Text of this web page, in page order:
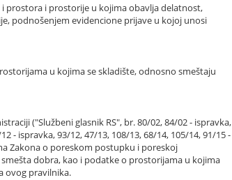
prostora i prostorije u kojima obavlja delatnost,
podnošenjem evidencione prijave u kojoj unosi
u kojima se skladište, odnosno smeštaju
("Službeni glasnik RS", br. 80/02, 84/02 - ispravka,
- ispravka, 93/12, 47/13, 108/13, 68/14, 105/14, 91/15 -
Zakona o poreskom postupku i poreskoj
dobra, kao i podatke o prostorijama u kojima
ovog pravilnika.